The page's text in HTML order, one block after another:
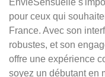
EnvieSensuelle
pour ceux qui
France. Avec son
robustes, et son
offre une expérience
soyez un débutant en